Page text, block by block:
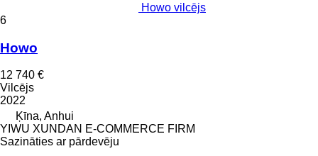
Howo vilcējs
6
Howo
12 740 €
Vilcējs
2022
Ķīna, Anhui
YIWU XUNDAN E-COMMERCE FIRM
Sazināties ar pārdevēju